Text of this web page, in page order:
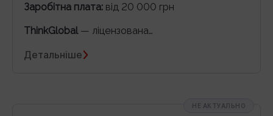
Заробітна плата: від 20 000 грн
ThinkGlobal — ліцензована…
Детальніше
НЕ АКТУАЛЬНО